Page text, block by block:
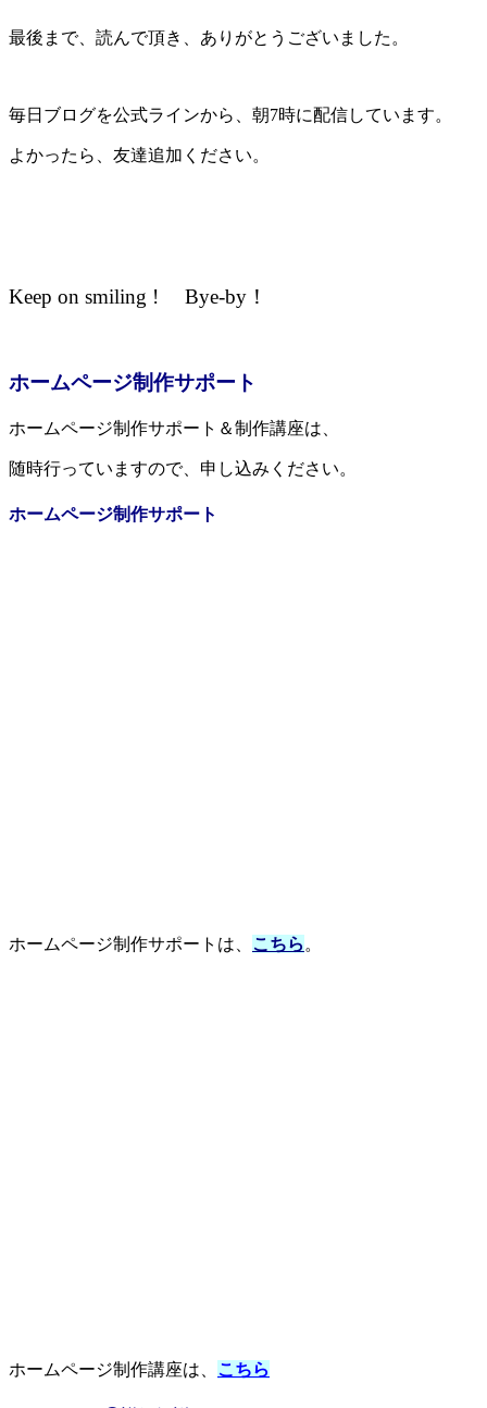
最後まで、読んで頂き、ありがとうございました。
毎日ブログを公式ラインから、 朝7時に配信しています。
よかったら、友達追加ください。
Keep on smiling ! Bye-by！
ホームページ制作サポート
ホームページ制作サポート＆制作講座は、
随時行っていますので、申し込みください。
ホームページ制作サポート
ホームページ制作サポートは、 こちら 。
ホームページ制作講座は、 こちら